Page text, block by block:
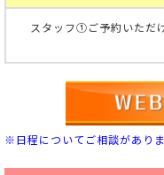
スタッフ①ご予約いただ
※日程についてご相談があり